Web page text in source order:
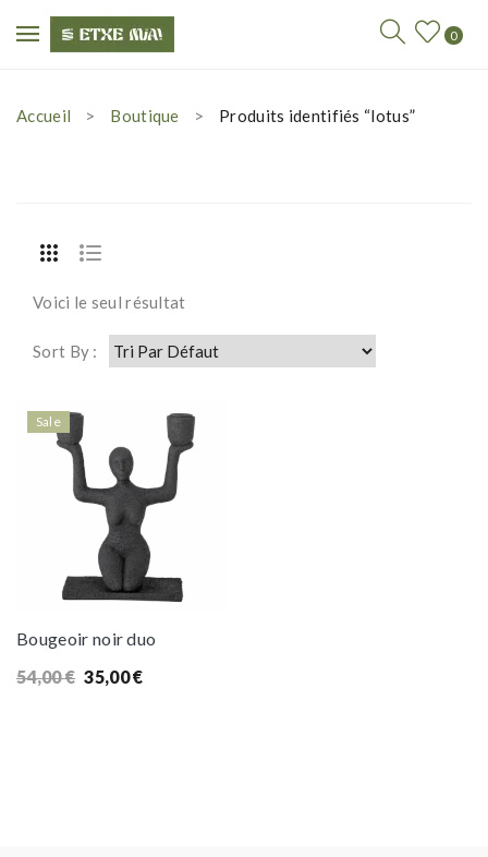
0
Accueil Boutique Produits identifiés “lotus”
Voici le seul résultat
Sort By :
Sale
Bougeoir noir duo
54,00€ Le
35,00€Le